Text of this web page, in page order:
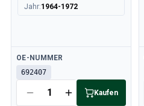
Jahr:1964-1972
Verfügbar
OE-NUMMER
692407
Kaufen